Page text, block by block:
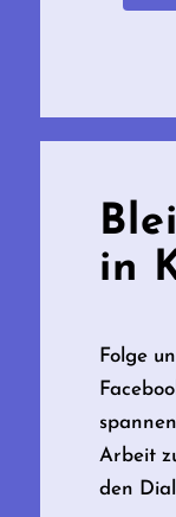
in
Folge
Arbeit
den